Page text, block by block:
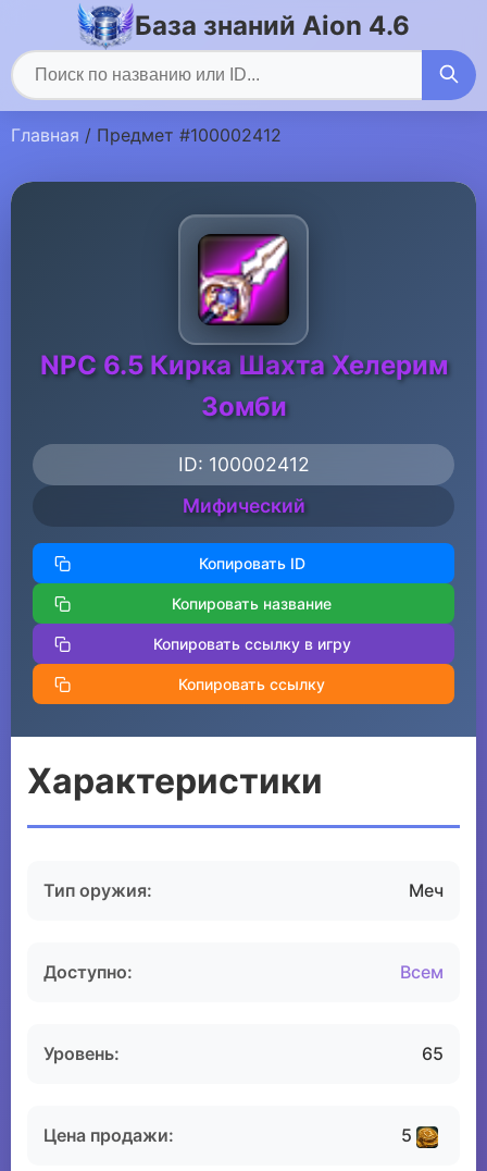
База знаний Aion 4.6
Главная / Предмет #100002412
NPC 6.5 Кирка Шахта Хелерим
Зомби
ID: 100002412
Мифический
Копировать ID
Копировать название
Копировать ссылку в игру
Копировать ссылку
Характеристики
Тип оружия: Меч
Доступно: Всем
Уровень: 65
Цена продажи: 5